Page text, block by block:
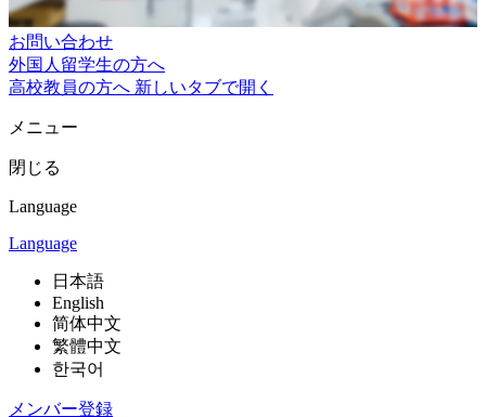
お問い合わせ
外国人留学生の方へ
高校教員の方へ 新しいタブで開く
メニュー
閉じる
Language
Language
日本語
English
简体中文
繁體中文
한국어
メンバー登録